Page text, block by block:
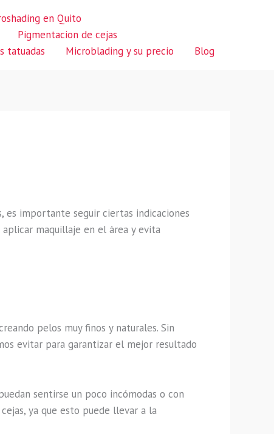
en Quito
Pigmentacion de cejas
tatuadas Microblading y su precio Blog
es importante seguir ciertas indicaciones
maquillaje en el área y evita
pelos muy finos y naturales. Sin
evitar para garantizar el mejor resultado
sentirse un poco incómodas o con
ya que esto puede llevar a la